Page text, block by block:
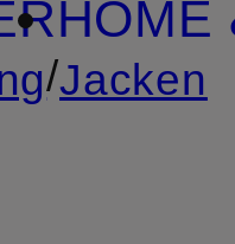
HOME
/Jacken